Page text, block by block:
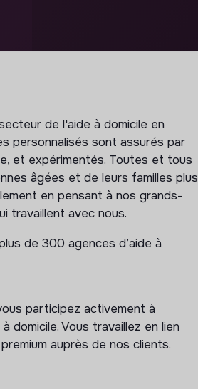
de l'aide à domicile en
personnalisés sont assurés par
et expérimentés. Toutes et tous
âgées et de leurs familles plus
en pensant à nos grands-
travaillent avec nous.
de 300 agences d’aide à
participez activement à
domicile. Vous travaillez en lien
auprès de nos clients.